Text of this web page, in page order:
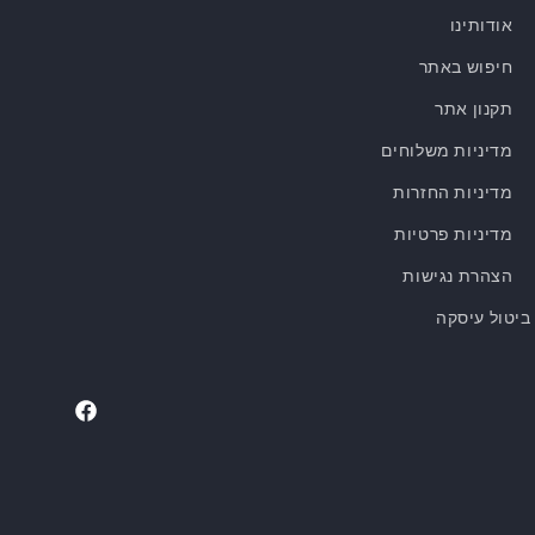
אודותינו
חיפוש באתר
תקנון אתר
מדיניות משלוחים
מדיניות החזרות
מדיניות פרטיות
הצהרת נגישות
ביטול עיסקה
Facebook